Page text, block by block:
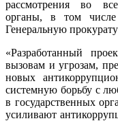
рассмотрения во
органы, в том
Генеральную
«Разработанный
вызовам и угрозам,
новых
системную борьбу с
в государственных
усиливают